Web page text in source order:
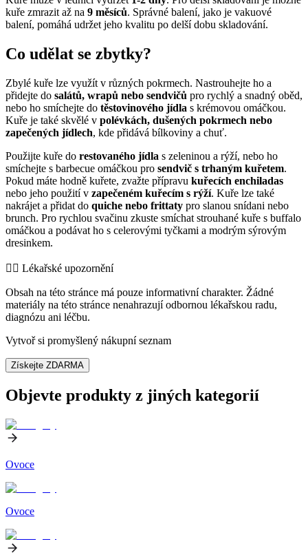
kuře zmrazit až na 9 měsíců. Správné balení, jako je vakuové
balení, pomáhá udržet jeho kvalitu po delší dobu skladování.
Co udělat se zbytky?
Zbylé kuře lze využít v různých pokrmech. Nastrouhejte ho a
přidejte do salátů, wrapů nebo sendvičů pro rychlý a snadný oběd,
nebo ho smíchejte do těstovinového jídla s krémovou omáčkou.
Kuře je také skvělé v polévkách, dušených pokrmech nebo
zapečených jídlech, kde přidává bílkoviny a chuť.
Použijte kuře do restovaného jídla s zeleninou a rýží, nebo ho
smíchejte s barbecue omáčkou pro sendvič s trhaným kuřetem.
Pokud máte hodně kuřete, zvažte přípravu kuřecích enchiladas
nebo jeho použití v zapečeném kuřecím s rýží. Kuře lze také
nakrájet a přidat do quiche nebo frittaty pro slanou snídani nebo
brunch. Pro rychlou svačinu zkuste smíchat strouhané kuře s buffalo
omáčkou a podávat ho s celerovými tyčkami a modrým sýrovým
dresinkem.
👨‍⚕️️ Lékařské upozornění
Obsah na této stránce má pouze informativní charakter. Žádné
materiály na této stránce nenahrazují odbornou lékařskou radu,
diagnózu ani léčbu.
Vytvoř si promyšlený nákupní seznam
Získejte ZDARMA
Objevte produkty z jiných kategorií
Ovoce
Ovoce